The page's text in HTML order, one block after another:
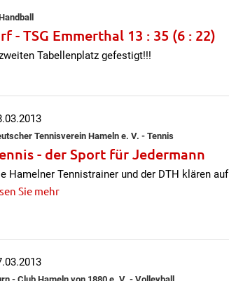
- TSG Emmerthal 13 : 35 (6 : 22)
Tabellenplatz gefestigt!!!
Tennisverein Hameln e. V. - Tennis
- der Sport für Jedermann
Hamelner Tennistrainer und der DTH klären auf
Sie mehr